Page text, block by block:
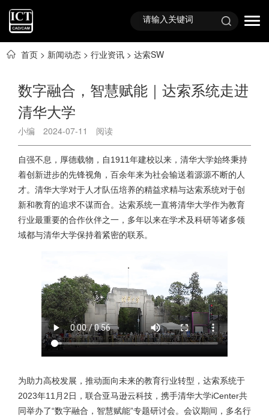
首页 > 新闻动态 > 行业资讯 > 达索SW
数字融合，智慧赋能｜达索系统走进
清华大学
小编 2024-07-11 阅读
自强不息，厚德载物，自1911年建校以来，清华大学始终秉持
着创新进步的先锋视角，百余年来为社会输送着源源不断的人
才。清华大学对于人才队伍培养的精益求精与达索系统对于创
新和教育的追求不谋而合。达索系统一直将清华大学作为教育
行业最重要的合作伙伴之一，多年以来在学术及科研等诸多领
域都与清华大学保持着紧密的联系。
为助力高校发展，推动面向未来的教育行业转型，达索系统于
2023年11月2日，联合亚马逊云科技，携手清华大学iCenter共
同举办了“数字融合，智慧赋能”专题研讨会。会议期间，多名行